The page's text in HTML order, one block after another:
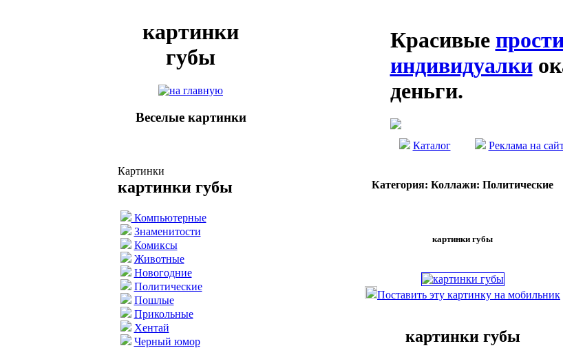
картинки
губы
Веселые картинки
Красивые
индивидуалки
деньги.
Каталог Реклама на
Картинки
картинки губы
Компьютерные
Знаменитости
Комиксы
Животные
Новогодние
Политические
Пошлые
Прикольные
Хентай
Черный юмор
Категория: Коллажи: Политические
картинки губы
Поставить эту картинку на мобильник
картинки губы